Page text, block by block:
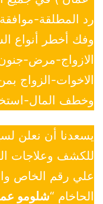
رد المطلقة-
وفك أخطر أنواع
الازواج-مرض-
الاخوات-الزواج
وخطف المال-
يسعدنا أن نعلن
للكشف وعلاجات
علي رقم الخاص
الحاخام “شلومو